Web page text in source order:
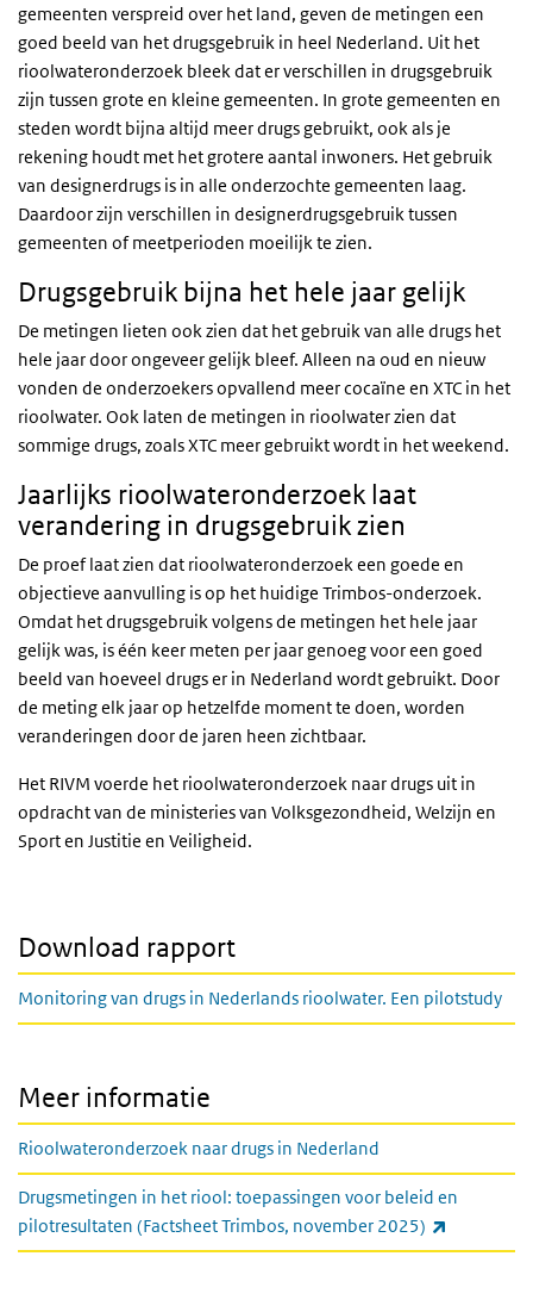
gemeenten verspreid over het land, geven de metingen een
goed beeld van het drugsgebruik in heel Nederland. Uit het
rioolwateronderzoek bleek dat er verschillen in drugsgebruik
zijn tussen grote en kleine gemeenten. In grote gemeenten en
steden wordt bijna altijd meer drugs gebruikt, ook als je
rekening houdt met het grotere aantal inwoners. Het gebruik
van designerdrugs is in alle onderzochte gemeenten laag.
Daardoor zijn verschillen in designerdrugsgebruik tussen
gemeenten of meetperioden moeilijk te zien.
Drugsgebruik bijna het hele jaar gelijk
De metingen lieten ook zien dat het gebruik van alle drugs het
hele jaar door ongeveer gelijk bleef. Alleen na oud en nieuw
vonden de onderzoekers opvallend meer cocaïne en XTC in het
rioolwater. Ook laten de metingen in rioolwater zien dat
sommige drugs, zoals XTC meer gebruikt wordt in het weekend.
Jaarlijks rioolwateronderzoek laat
verandering in drugsgebruik zien
De proef laat zien dat rioolwateronderzoek een goede en
objectieve aanvulling is op het huidige Trimbos-onderzoek.
Omdat het drugsgebruik volgens de metingen het hele jaar
gelijk was, is één keer meten per jaar genoeg voor een goed
beeld van hoeveel drugs er in Nederland wordt gebruikt. Door
de meting elk jaar op hetzelfde moment te doen, worden
veranderingen door de jaren heen zichtbaar.
Het RIVM voerde het rioolwateronderzoek naar drugs uit in
opdracht van de ministeries van Volksgezondheid, Welzijn en
Sport en Justitie en Veiligheid.
Download rapport
Monitoring van drugs in Nederlands rioolwater. Een pilotstudy
Meer informatie
Rioolwateronderzoek naar drugs in Nederland
Drugsmetingen in het riool: toepassingen voor beleid en
pilotresultaten (Factsheet Trimbos, november 2025)